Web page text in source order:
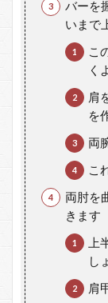
バーを
いまで
こ
く
肩
を
両
こ
両肘を
きます
上
し
肩